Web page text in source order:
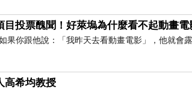
目投票醜聞！好萊塢為什麼看不起動畫電
果你跟他說：「我昨天去看動畫電影」，他就會
高希均教授